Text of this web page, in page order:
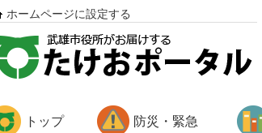
ホームページに設定する
トップ 防災・緊急